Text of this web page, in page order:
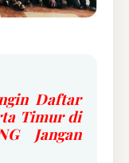
Daftar
Timur di
Jangan